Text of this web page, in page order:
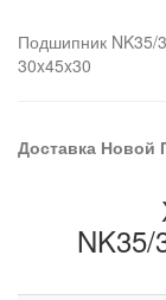
Подшипник NK35/
30x45x30
Доставка Новой
NK35/